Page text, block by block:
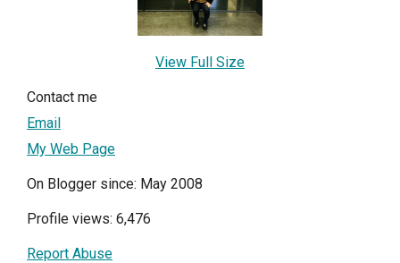
View Full Size
Contact me
Email
My Web Page
On Blogger since: May 2008
Profile views: 6,476
Report Abuse